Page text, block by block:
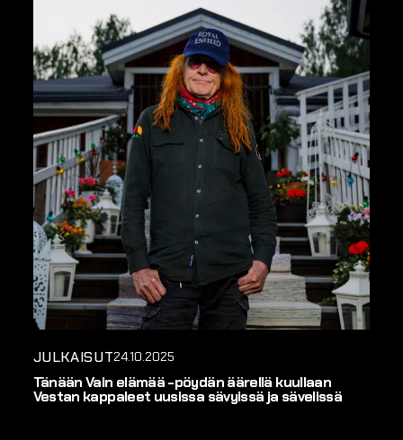
JULKAISUT24.10.2025
Tänään Vain elämää -pöydän äärellä kuullaan
Vestan kappaleet uusissa sävyissä ja sävelissä